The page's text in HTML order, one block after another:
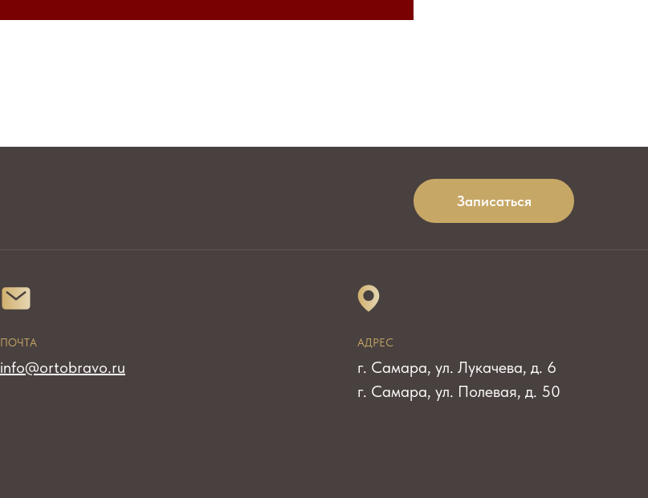
Записаться
ПОЧТА АДРЕС
info@ortobravo.ru
г. Самара, ул. Лукачева, д. 6
г. Самара, ул. Полевая, д. 50